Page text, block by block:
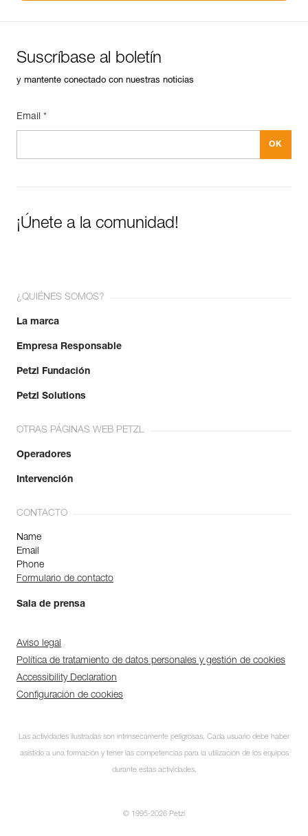
Suscríbase al boletín
y mantente conectado con nuestras noticias
Email *
¡Únete a la comunidad!
¿QUIÉNES SOMOS?
La marca
Empresa Responsable
Petzl Fundación
Petzl Solutions
OTRAS PÁGINAS WEB PETZL
Operadores
Intervención
CONTACTO
Name
Email
Phone
Formulario de contacto
Sala de prensa
Aviso legal
Política de tratamiento de datos personales y gestión de cookies
Accessibility Declaration
Configuración de cookies
Las actividades ilustradas son intrínsecamente peligrosas. Cada usuario debe haber
asistido a una formación y tener las competencias para la utilización de los equipos
durante estas actividades.
© 1995-2026 Petzl